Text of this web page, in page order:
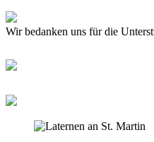
Wir bedanken uns für die